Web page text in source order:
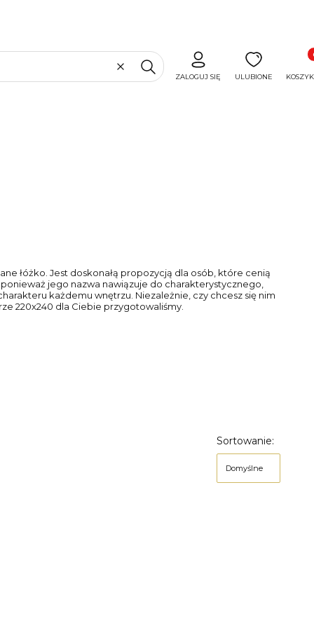
WyczyśćSzukaj ZALOGUJ SIĘ ULUBIONE KOSZYK
łóżko. Jest doskonałą propozycją dla osób, które cenią
jego nazwa nawiązuje do charakterystycznego,
każdemu wnętrzu. Niezależnie, czy chcesz się nim
220x240 dla Ciebie przygotowaliśmy.
Sortowanie:
Domyślne